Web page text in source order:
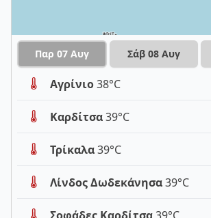
Παρ 07 Αυγ Σάβ 08 Αυγ
Αγρίνιο38°C
Καρδίτσα39°C
Τρίκαλα39°C
Λίνδος Δωδεκάνησα39°C